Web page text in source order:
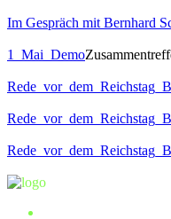
Im Gespräch mit Bernhard
1_Mai_Demo